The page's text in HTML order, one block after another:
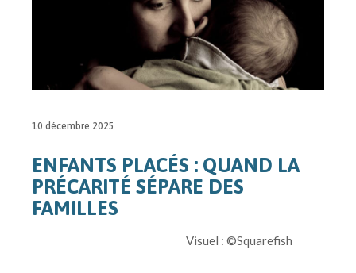
10 décembre 2025
ENFANTS PLACÉS : QUAND LA
PRÉCARITÉ SÉPARE DES
FAMILLES
Visuel : ©Squarefish